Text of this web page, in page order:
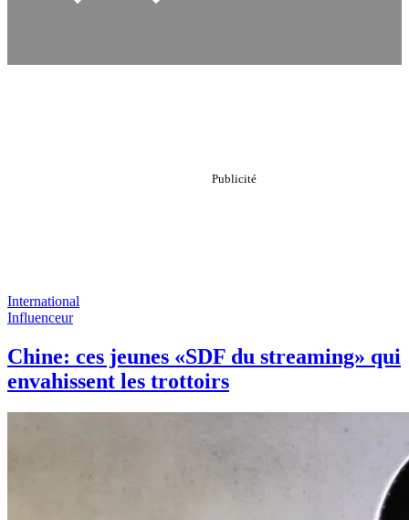
International
Influenceur
Chine: ces jeunes «SDF du streaming» qui
envahissent les trottoirs